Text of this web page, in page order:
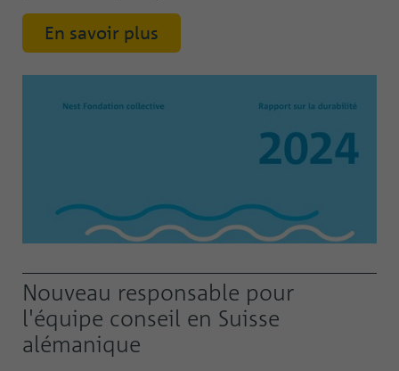
En savoir plus
Nouveau responsable pour
l'équipe conseil en Suisse
alémanique